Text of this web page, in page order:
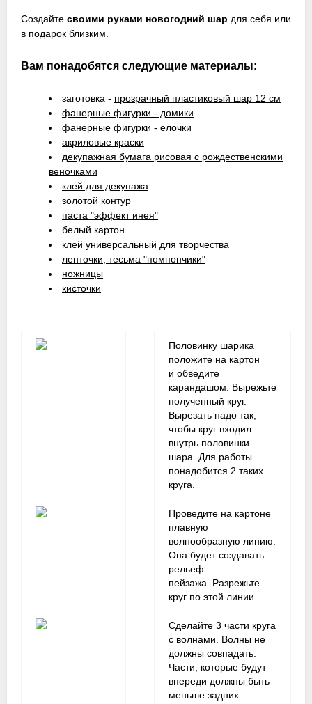
Создайте своими руками новогодний шар для себя или
в подарок близким.
Вам понадобятся следующие материалы:
заготовка - прозрачный пластиковый шар 12 см
фанерные фигурки - домики
фанерные фигурки - елочки
акриловые краски
декупажная бумага рисовая с рождественскими
веночками
клей для декупажа
золотой контур
паста "эффект инея"
белый картон
клей универсальный для творчества
ленточки, тесьма "помпончики"
ножницы
кисточки
Половинку шарика
положите на картон
и обведите
карандашом. Вырежьте
полученный круг.
Вырезать надо так,
чтобы круг входил
внутрь половинки
шара. Для работы
понадобится 2 таких
круга.
Проведите на картоне
плавную
волнообразную линию.
Она будет создавать
рельеф
пейзажа. Разрежьте
круг по этой линии.
Сделайте 3 части круга
с волнами. Волны не
должны совпадать.
Части, которые будут
впереди должны быть
меньше задних.